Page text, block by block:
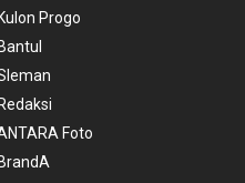
Kulon Progo
Bantul
Redaksi
Foto
BrandA